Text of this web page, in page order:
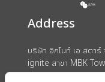
Address
บริษัท อิกไนท์ เอ สตา
ignite สาขา MBK
ถนนพญาไท แขวงวังใ